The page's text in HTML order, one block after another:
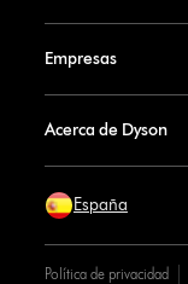
Empresas
Acerca de Dyson
España
Política de privacidad